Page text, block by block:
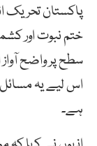
پاکستان تحریک
ختم نبوت اور
سطح پر واضح آواز
اس لیے یہ
ہے۔